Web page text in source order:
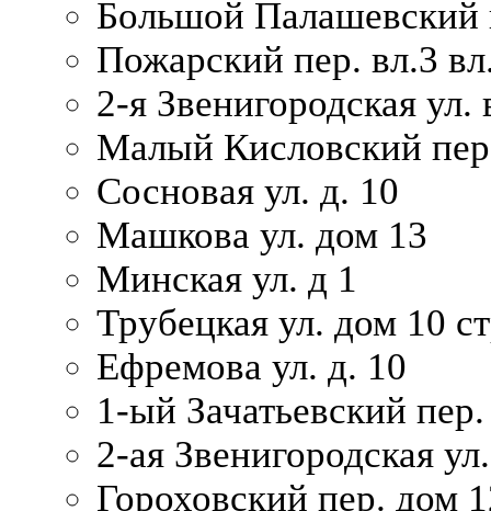
Большой Палашевский
Пожарский пер. вл.3
2-я Звенигородская ул.
Малый Кисловский
Сосновая ул. д. 10
Машкова ул. дом 13
Минская ул. д 1
Трубецкая ул. дом 10
Ефремова ул. д. 10
1-ый Зачатьевский
2-ая Звенигородская
Гороховский пер. дом